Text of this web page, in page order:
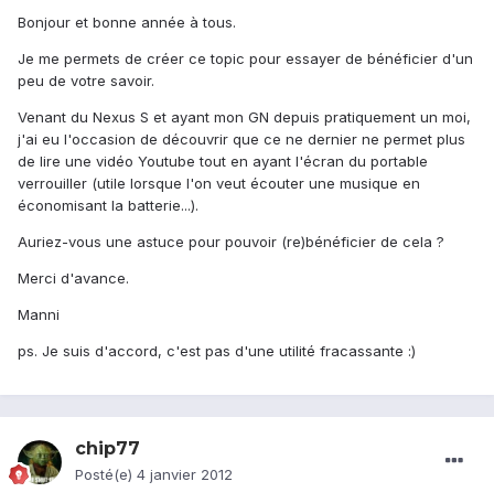
Bonjour et bonne année à tous.
Je me permets de créer ce topic pour essayer de bénéficier d'un
peu de votre savoir.
Venant du Nexus S et ayant mon GN depuis pratiquement un moi,
j'ai eu l'occasion de découvrir que ce ne dernier ne permet plus
de lire une vidéo Youtube tout en ayant l'écran du portable
verrouiller (utile lorsque l'on veut écouter une musique en
économisant la batterie...).
Auriez-vous une astuce pour pouvoir (re)bénéficier de cela ?
Merci d'avance.
Manni
ps. Je suis d'accord, c'est pas d'une utilité fracassante :)
chip77
Posté(e) 4 janvier 2012